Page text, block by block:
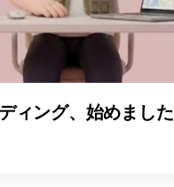
ィング、始めました